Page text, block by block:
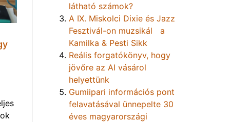
látható számok?
A IX. Miskolci Dixie és Jazz
Fesztivál-on muzsikál a
Kamilka & Pesti Sikk
Reális forgatókönyv, hogy
jövőre az AI vásárol
helyettünk
Gumiipari információs pont
felavatásával ünnepelte 30
éves magyarországi